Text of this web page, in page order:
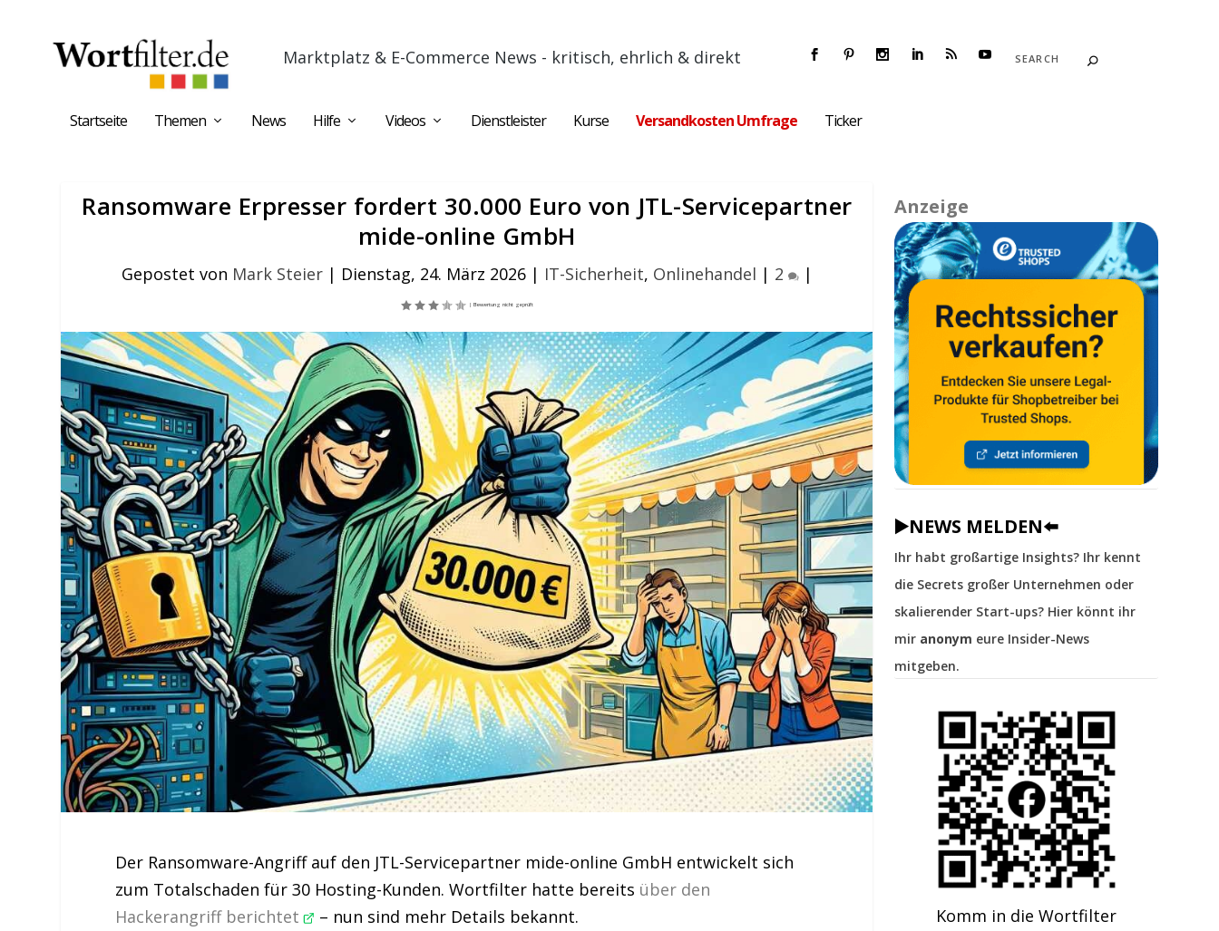
Marktplatz & E-Commerce News - kritisch, ehrlich & direkt
Startseite Themen News Hilfe Videos Dienstleister Kurse Versandkosten Umfrage Ticker
Ransomware Erpresser fordert 30.000 Euro von JTL-Servicepartner
mide-online GmbH
Gepostet von Mark Steier| Dienstag, 24. März 2026| IT-Sicherheit, Onlinehandel | 2 |
Der Ransomware-Angriff auf den JTL-Servicepartner mide-online GmbH entwickelt sich
zum Totalschaden für 30 Hosting-Kunden. Wortfilter hatte bereits über den
Hackerangriff berichtet
– nun sind mehr Details bekannt.
Anzeige
▶️NEWS MELDEN⬅️
Ihr habt großartige Insights? Ihr kennt
die Secrets großer Unternehmen oder
skalierender Start-ups? Hier könnt ihr
mir anonym eure Insider-News
mitgeben.
Komm in die Wortfilter